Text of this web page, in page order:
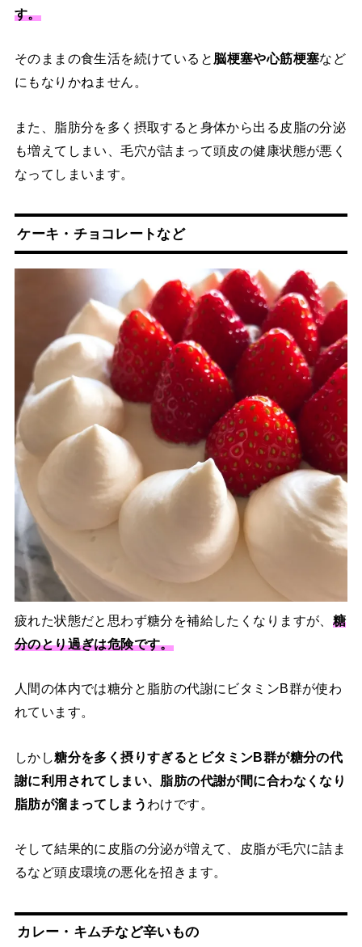
す。
そのままの食生活を続けていると 脳梗塞や心筋梗塞など
にもなりかねません。
また、脂肪分を多く摂取すると身体から出る皮脂の分泌
も増えてしまい、毛穴が詰まって頭皮の健康状態が悪く
なってしまいます。
ケーキ・チョコレートなど
疲れた状態だと思わず糖分を補給したくなりますが、 糖
分のとり過ぎは危険です。
人間の体内では糖分と脂肪の代謝にビタミンB群が使わ
れています。
しかし糖分を多く摂りすぎるとビタミンB群が糖分の代
謝に利用されてしまい、脂肪の代謝が間に合わなくなり
脂肪が溜まってしまう わけです。
そして結果的に皮脂の分泌が増えて、皮脂が毛穴に詰ま
るなど頭皮環境の悪化を招きます。
カレー・キムチなど辛いもの